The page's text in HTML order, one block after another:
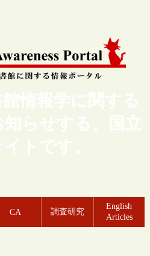
情報学に関する
らせする、国立
トです。
CA 調査研究
English
Articles